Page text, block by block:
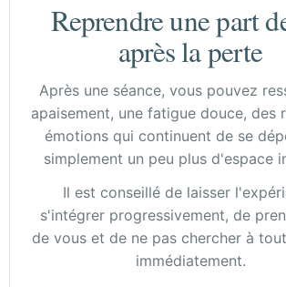
Reprendre une part
après la perte
Après une séance, vous pouvez
apaisement, une fatigue douce, des
émotions qui continuent de se
simplement un peu plus d'espace
Il est conseillé de laisser
s'intégrer progressivement, de
de vous et de ne pas chercher à
immédiatement.